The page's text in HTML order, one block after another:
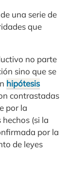
de una serie de
que
no parte
sino que se
hipótesis
contrastadas
por la
(si la
por la
de leyes